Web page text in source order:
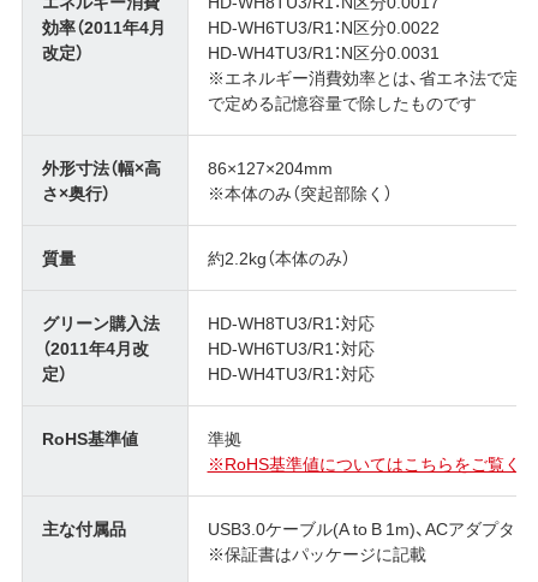
効率（2011年4月
改定）
HD-WH6TU3/R1：N区分0.0022
HD-WH4TU3/R1：N区分0.0031
※エネルギー消費効率とは、省エネ法で定
で定める記憶容量で除したものです
外形寸法（幅×高
さ×奥行）
86×127×204mm
※本体のみ（突起部除く）
質量 約2.2kg（本体のみ）
グリーン購入法
（2011年4月改
定）
HD-WH8TU3/R1：対応
HD-WH6TU3/R1：対応
HD-WH4TU3/R1：対応
RoHS基準値
準拠
※RoHS基準値についてはこちらをご覧く
主な付属品
USB3.0ケーブル(A to B 1m)、ACアダプタ
※保証書はパッケージに記載